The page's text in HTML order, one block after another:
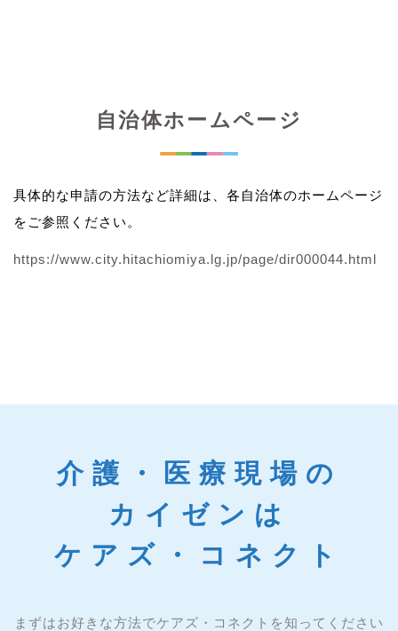
自治体ホームページ
具体的な申請の方法など詳細は、各自治体のホームページ
をご参照ください。
https://www.city.hitachiomiya.lg.jp/page/dir000044.html
介護・医療現場の
カイゼンは
ケアズ・コネクト
まずはお好きな方法でケアズ・コネクトを知ってください